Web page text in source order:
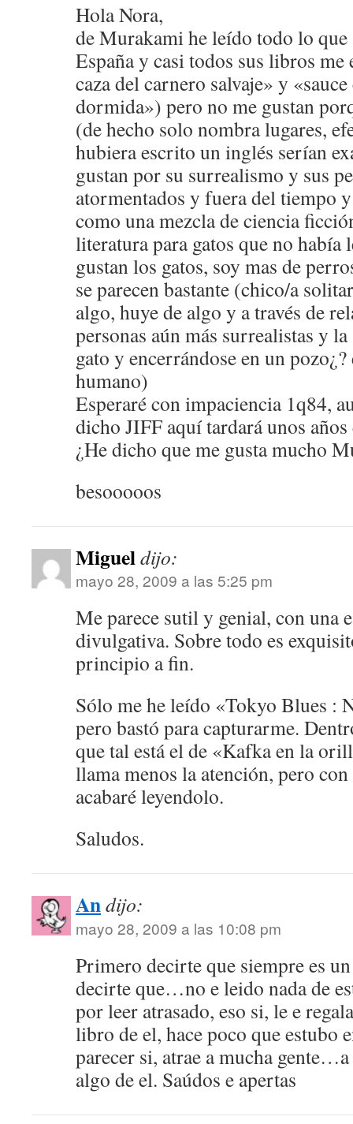
Hola Nora,
de Murakami he leído todo lo que
España y casi todos sus libros me
caza del carnero salvaje» y
dormida») pero no me gustan
(de hecho solo nombra lugares,
hubiera escrito un inglés serían
gustan por su surrealismo y sus
atormentados y fuera del tiempo
como una mezcla de ciencia
literatura para gatos que no había
gustan los gatos, soy mas de
se parecen bastante (chico/a
algo, huye de algo y a través de
personas aún más surrealistas y
gato y encerrándose en un
humano)
Esperaré con impaciencia 1q84,
dicho JIFF aquí tardará unos
¿He dicho que me gusta mucho
besooooos
Migueldijo:
mayo 28, 2009 a las 5:25 pm
Me parece sutil y genial, con una
divulgativa. Sobre todo es
principio a fin.
Sólo me he leído «Tokyo Blues :
pero bastó para capturarme.
que tal está el de «Kafka en la
llama menos la atención, pero
acabaré leyendolo.
Saludos.
Andijo:
mayo 28, 2009 a las 10:08 pm
Primero decirte que siempre es
decirte que…no e leido nada de
por leer atrasado, eso si, le e
libro de el, hace poco que estubo
parecer si, atrae a mucha
algo de el. Saúdos e apertas